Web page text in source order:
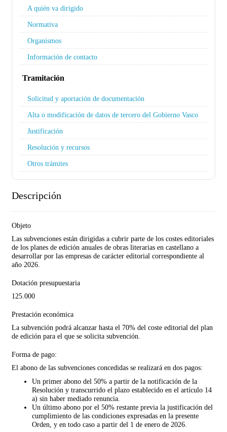
A quién va dirigido
Normativa
Organismos
Información de contacto
Tramitación
Solicitud y aportación de documentación
Alta o modificación de datos de tercero del Gobierno Vasco
Justificación
Resolución y recursos
Otros trámites
Descripción
Objeto
Las subvenciones están dirigidas a cubrir parte de los costes editoriales
de los planes de edición anuales de obras literarias en castellano a
desarrollar por las empresas de carácter editorial correspondiente al
año 2026.
Dotación presupuestaria
125.000
Prestación económica
La subvención podrá alcanzar hasta el 70% del coste editorial del plan
de edición para el que se solicita subvención.
Forma de pago:
El abono de las subvenciones concedidas se realizará en dos pagos:
Un primer abono del 50% a partir de la notificación de la
Resolución y transcurrido el plazo establecido en el artículo 14
a) sin haber mediado renuncia.
Un último abono por el 50% restante previa la justificación del
cumplimiento de las condiciones expresadas en la presente
Orden, y en todo caso a partir del 1 de enero de 2026.